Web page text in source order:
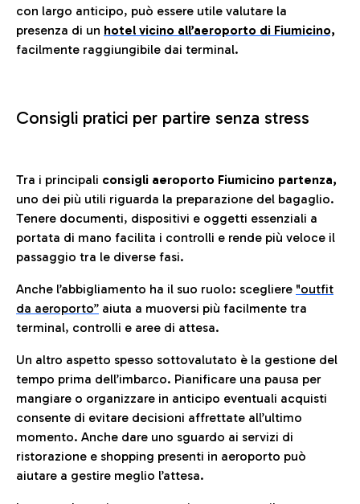
con largo anticipo, può essere utile valutare la
presenza di un hotel vicino all’aeroporto di Fiumicino,
facilmente raggiungibile dai terminal.
Consigli pratici per partire senza stress
Tra i principali consigli aeroporto Fiumicino partenza,
uno dei più utili riguarda la preparazione del bagaglio.
Tenere documenti, dispositivi e oggetti essenziali a
portata di mano facilita i controlli e rende più veloce il
passaggio tra le diverse fasi.
Anche l’abbigliamento ha il suo ruolo: scegliere "outfit
da aeroporto” aiuta a muoversi più facilmente tra
terminal, controlli e aree di attesa.
Un altro aspetto spesso sottovalutato è la gestione del
tempo prima dell’imbarco. Pianificare una pausa per
mangiare o organizzare in anticipo eventuali acquisti
consente di evitare decisioni affrettate all’ultimo
momento. Anche dare uno sguardo ai servizi di
ristorazione e shopping presenti in aeroporto può
aiutare a gestire meglio l’attesa.